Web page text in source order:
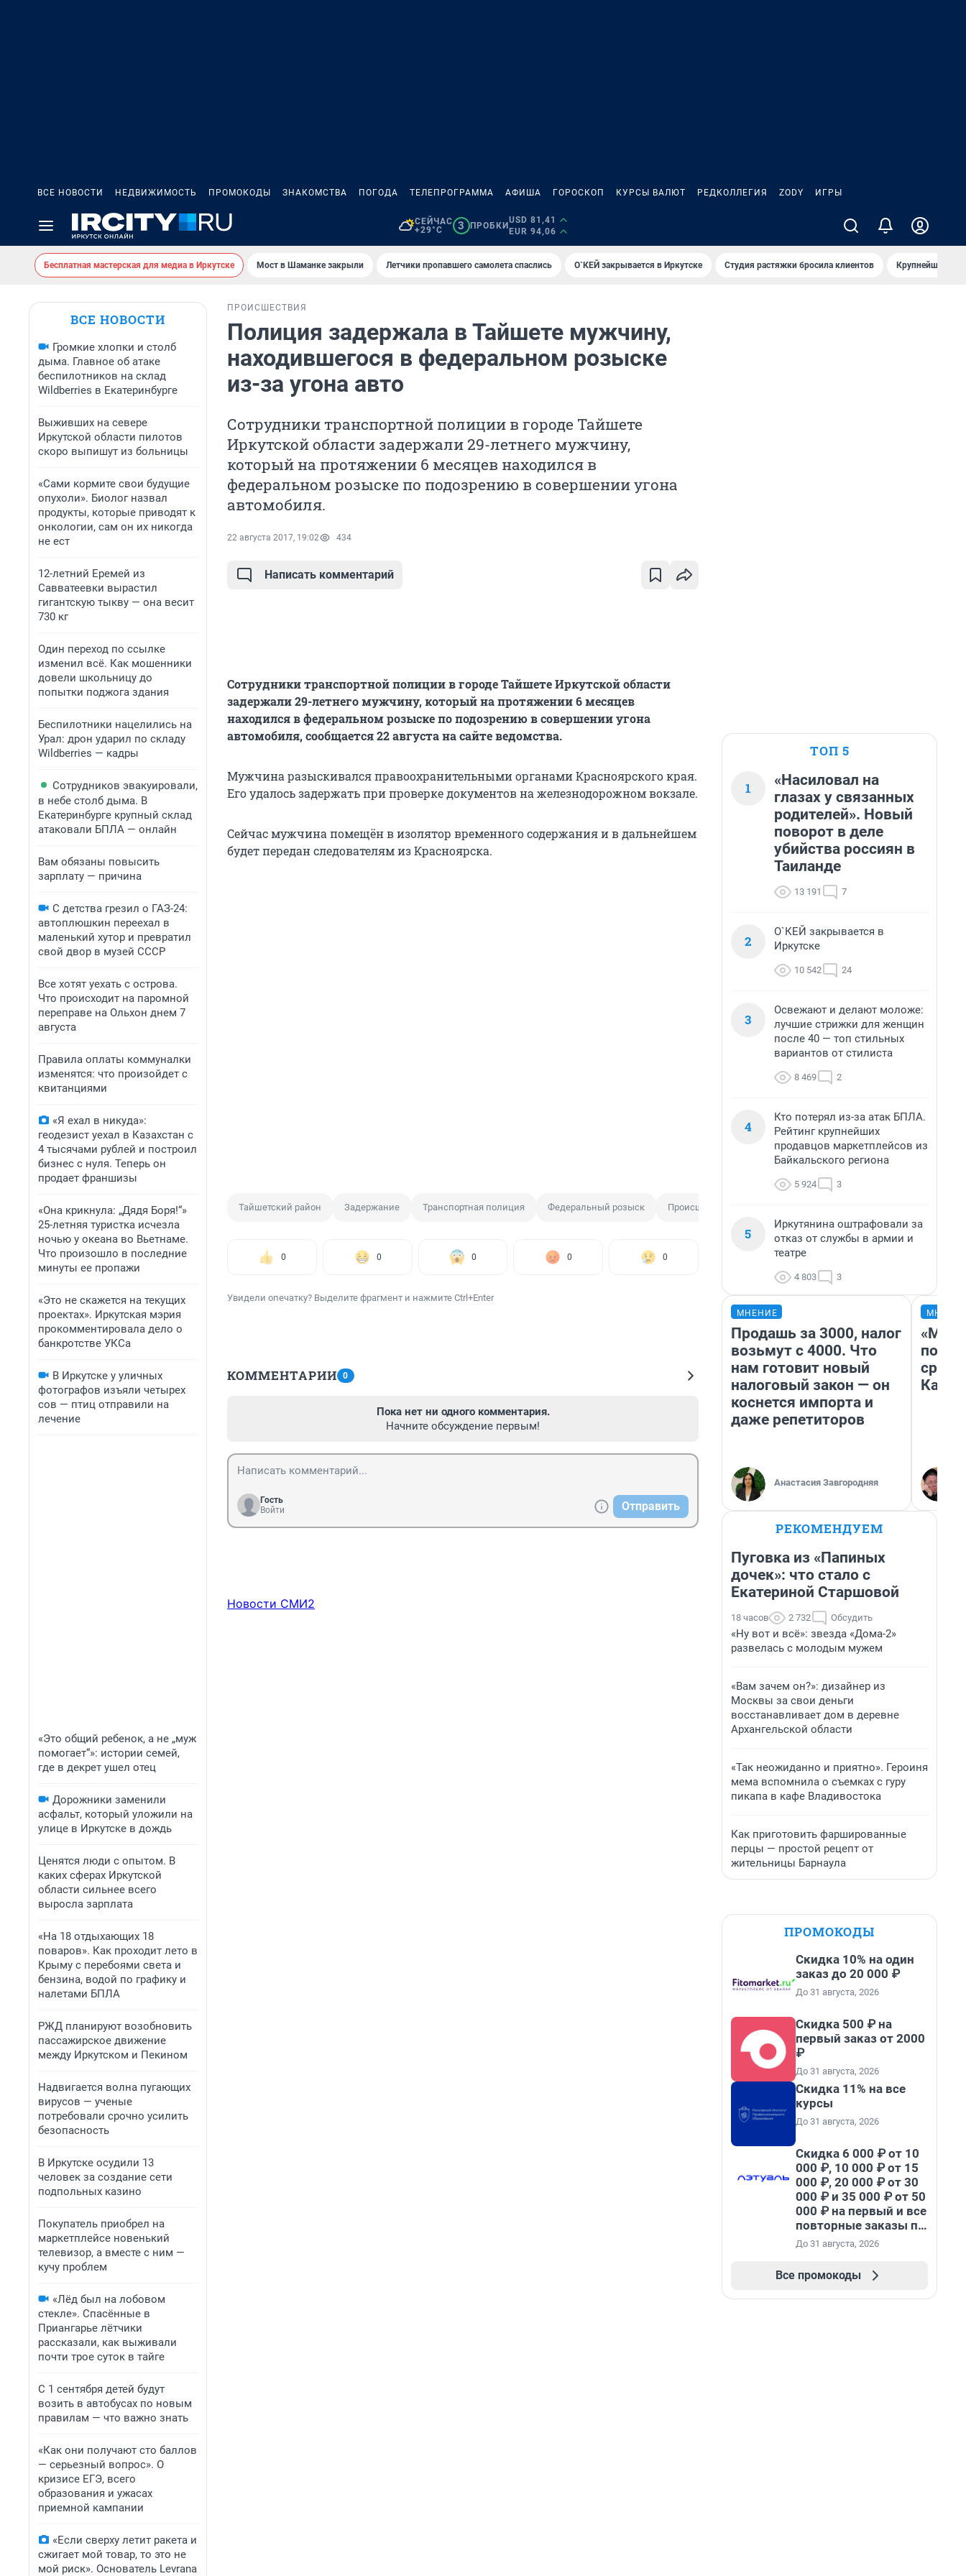
ВСЕ НОВОСТИ НЕДВИЖИМОСТЬ ПРОМОКОДЫ ЗНАКОМСТВА ПОГОДА ТЕЛЕПРОГРАММА АФИША ГОРОСКОП КУРСЫ ВАЛЮТ РЕДКОЛЛЕГИЯ ZODY ИГРЫ
СЕЙЧАС
+29°C
3 ПРОБКИ
USD 81,41
EUR 94,06
Бесплатная мастерская для медиа в Иркутске Мост в Шаманке закрыли Летчики пропавшего самолета спаслись О`КЕЙ закрывается в Иркутске Студия растяжки бросила клиентов Крупнейшие
ВСЕ НОВОСТИ
Громкие хлопки и столб
дыма. Главное об атаке
беспилотников на склад
Wildberries в Екатеринбурге
Выживших на севере
Иркутской области пилотов
скоро выпишут из больницы
«Сами кормите свои будущие
опухоли». Биолог назвал
продукты, которые приводят к
онкологии, сам он их никогда
не ест
12-летний Еремей из
Савватеевки вырастил
гигантскую тыкву — она весит
730 кг
Один переход по ссылке
изменил всё. Как мошенники
довели школьницу до
попытки поджога здания
Беспилотники нацелились на
Урал: дрон ударил по складу
Wildberries — кадры
Сотрудников эвакуировали,
в небе столб дыма. В
Екатеринбурге крупный склад
атаковали БПЛА — онлайн
Вам обязаны повысить
зарплату — причина
С детства грезил о ГАЗ-24:
автоплюшкин переехал в
маленький хутор и превратил
свой двор в музей СССР
Все хотят уехать с острова.
Что происходит на паромной
переправе на Ольхон днем 7
августа
Правила оплаты коммуналки
изменятся: что произойдет с
квитанциями
«Я ехал в никуда»:
геодезист уехал в Казахстан с
4 тысячами рублей и построил
бизнес с нуля. Теперь он
продает франшизы
«Она крикнула: „Дядя Боря!“»
25-летняя туристка исчезла
ночью у океана во Вьетнаме.
Что произошло в последние
минуты ее пропажи
«Это не скажется на текущих
проектах». Иркутская мэрия
прокомментировала дело о
банкротстве УКСа
В Иркутске у уличных
фотографов изъяли четырех
сов — птиц отправили на
лечение
«Это общий ребенок, а не „муж
помогает“»: истории семей,
где в декрет ушел отец
Дорожники заменили
асфальт, который уложили на
улице в Иркутске в дождь
Ценятся люди с опытом. В
каких сферах Иркутской
области сильнее всего
выросла зарплата
«На 18 отдыхающих 18
поваров». Как проходит лето в
Крыму с перебоями света и
бензина, водой по графику и
налетами БПЛА
РЖД планируют возобновить
пассажирское движение
между Иркутском и Пекином
Надвигается волна пугающих
вирусов — ученые
потребовали срочно усилить
безопасность
В Иркутске осудили 13
человек за создание сети
подпольных казино
Покупатель приобрел на
маркетплейсе новенький
телевизор, а вместе с ним —
кучу проблем
«Лёд был на лобовом
стекле». Спасённые в
Приангарье лётчики
рассказали, как выживали
почти трое суток в тайге
С 1 сентября детей будут
возить в автобусах по новым
правилам — что важно знать
«Как они получают сто баллов
— серьезный вопрос». О
кризисе ЕГЭ, всего
образования и ужасах
приемной кампании
«Если сверху летит ракета и
сжигает мой товар, то это не
мой риск». Основатель Levrana
ПРОИСШЕСТВИЯ
Полиция задержала в Тайшете мужчину,
находившегося в федеральном розыске
из-за угона авто
Сотрудники транспортной полиции в городе Тайшете
Иркутской области задержали 29-летнего мужчину,
который на протяжении 6 месяцев находился в
федеральном розыске по подозрению в совершении угона
автомобиля.
22 августа 2017, 19:02 434
Написать комментарий
Сотрудники транспортной полиции в городе Тайшете Иркутской области
задержали 29-летнего мужчину, который на протяжении 6 месяцев
находился в федеральном розыске по подозрению в совершении угона
автомобиля, сообщается 22 августа на сайте ведомства.
Мужчина разыскивался правоохранительными органами Красноярского края.
Его удалось задержать при проверке документов на железнодорожном вокзале.
Сейчас мужчина помещён в изолятор временного содержания и в дальнейшем
будет передан следователям из Красноярска.
Тайшетский район Задержание Транспортная полиция Федеральный розыск Происшествие
0 0 0 0 0
Увидели опечатку? Выделите фрагмент и нажмите Ctrl+Enter
КОММЕНТАРИИ 0
Пока нет ни одного комментария.
Начните обсуждение первым!
Гость
Войти
Отправить
Новости СМИ2
ТОП 5
1
«Насиловал на
глазах у связанных
родителей». Новый
поворот в деле
убийства россиян в
Таиланде
13 191 7
2
О`КЕЙ закрывается в
Иркутске
10 542 24
3
Освежают и делают моложе:
лучшие стрижки для женщин
после 40 — топ стильных
вариантов от стилиста
8 469 2
4
Кто потерял из-за атак БПЛА.
Рейтинг крупнейших
продавцов маркетплейсов из
Байкальского региона
5 924 3
5
Иркутянина оштрафовали за
отказ от службы в армии и
театре
4 803 3
МНЕНИЕ
Продашь за 3000, налог
возьмут с 4000. Что
нам готовит новый
налоговый закон — он
коснется импорта и
даже репетиторов
Анастасия Завгородняя
РЕКОМЕНДУЕМ
Пуговка из «Папиных
дочек»: что стало с
Екатериной Старшовой
18 часов 2 732 Обсудить
«Ну вот и всё»: звезда «Дома-2»
развелась с молодым мужем
«Вам зачем он?»: дизайнер из
Москвы за свои деньги
восстанавливает дом в деревне
Архангельской области
«Так неожиданно и приятно». Героиня
мема вспомнила о съемках с гуру
пикапа в кафе Владивостока
Как приготовить фаршированные
перцы — простой рецепт от
жительницы Барнаула
ПРОМОКОДЫ
Скидка 10% на один
заказ до 20 000 ₽
До 31 августа, 2026
Скидка 500 ₽ на
первый заказ от 2000
₽
До 31 августа, 2026
Скидка 11% на все
курсы
До 31 августа, 2026
Скидка 6 000 ₽ от 10
000 ₽, 10 000 ₽ от 15
000 ₽, 20 000 ₽ от 30
000 ₽ и 35 000 ₽ от 50
000 ₽ на первый и все
повторные заказы по
промокоду НАБЕРИ
До 31 августа, 2026
Все промокоды